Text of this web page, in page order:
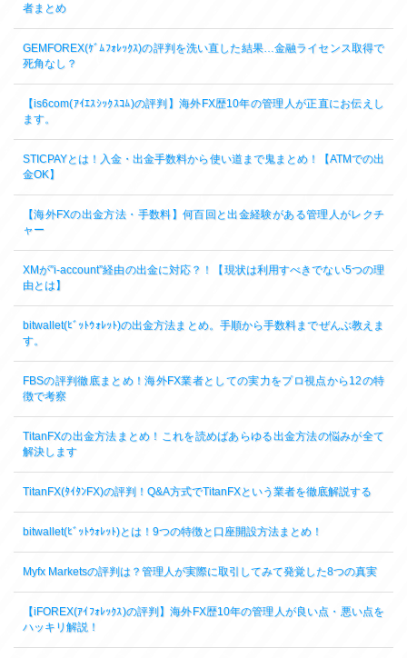
者まとめ
GEMFOREX(ｹﾞﾑﾌｫﾚｯｸｽ)の評判を洗い直した結果…金融ライセンス取得で
死角なし？
【is6com(ｱｲｴｽｼｯｸｽｺﾑ)の評判】海外FX歴10年の管理人が正直にお伝えし
ます。
STICPAYとは！入金・出金手数料から使い道まで鬼まとめ！【ATMでの出
金OK】
【海外FXの出金方法・手数料】何百回と出金経験がある管理人がレクチ
ャー
XMが”i-account”経由の出金に対応？！【現状は利用すべきでない5つの理
由とは】
bitwallet(ﾋﾞｯﾄｳｫﾚｯﾄ)の出金方法まとめ。手順から手数料までぜんぶ教えま
す。
FBSの評判徹底まとめ！海外FX業者としての実力をプロ視点から12の特
徴で考察
TitanFXの出金方法まとめ！これを読めばあらゆる出金方法の悩みが全て
解決します
TitanFX(ﾀｲﾀﾝFX)の評判！Q&A方式でTitanFXという業者を徹底解説する
bitwallet(ﾋﾞｯﾄｳｫﾚｯﾄ)とは！9つの特徴と口座開設方法まとめ！
Myfx Marketsの評判は？管理人が実際に取引してみて発覚した8つの真実
【iFOREX(ｱｲﾌｫﾚｯｸｽ)の評判】海外FX歴10年の管理人が良い点・悪い点を
ハッキリ解説！